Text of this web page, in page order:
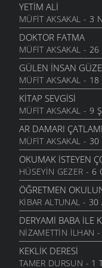
ŞIIRLER- 13
İKI ÇIPLAK
ŞIIRLER- 13
ANLAYAMADIM
ŞIIRLER - 13
TEZAT
ŞIIRLER- 13
ÇEKERIZ
ŞIIRLER - 2 HAZIRAN
GURBET
ŞIIRLER- 25 MAYIS
YOKSULLUK
ŞIIRLER- 24 MAYIS
MEMLEKET HASRETI
ŞIIRLER - 24 MAYIS
UMUT TRENI
ŞIIRLER - 16 MAYIS
GÖÇSEL SÖYLEŞI
YETIM ALI
MÜFIT AKSAKAL - 3
DOKTOR FATMA
MÜFIT AKSAKAL - 26
GÜLEN İNSAN
MÜFIT AKSAKAL - 18
KITAP SEVGISI
MÜFIT AKSAKAL - 9
AR DAMARI
MÜFIT AKSAKAL - 30
OKUMAK İSTEYEN
HÜSEYIN GEZER - 6
ÖĞRETMEN
KIBAR ALTUNAL - 30
DERYAMI BABA İLE
NIZAMETTIN İLHAN -
KEKLIK DERESI
TAMER DURSUN - 1